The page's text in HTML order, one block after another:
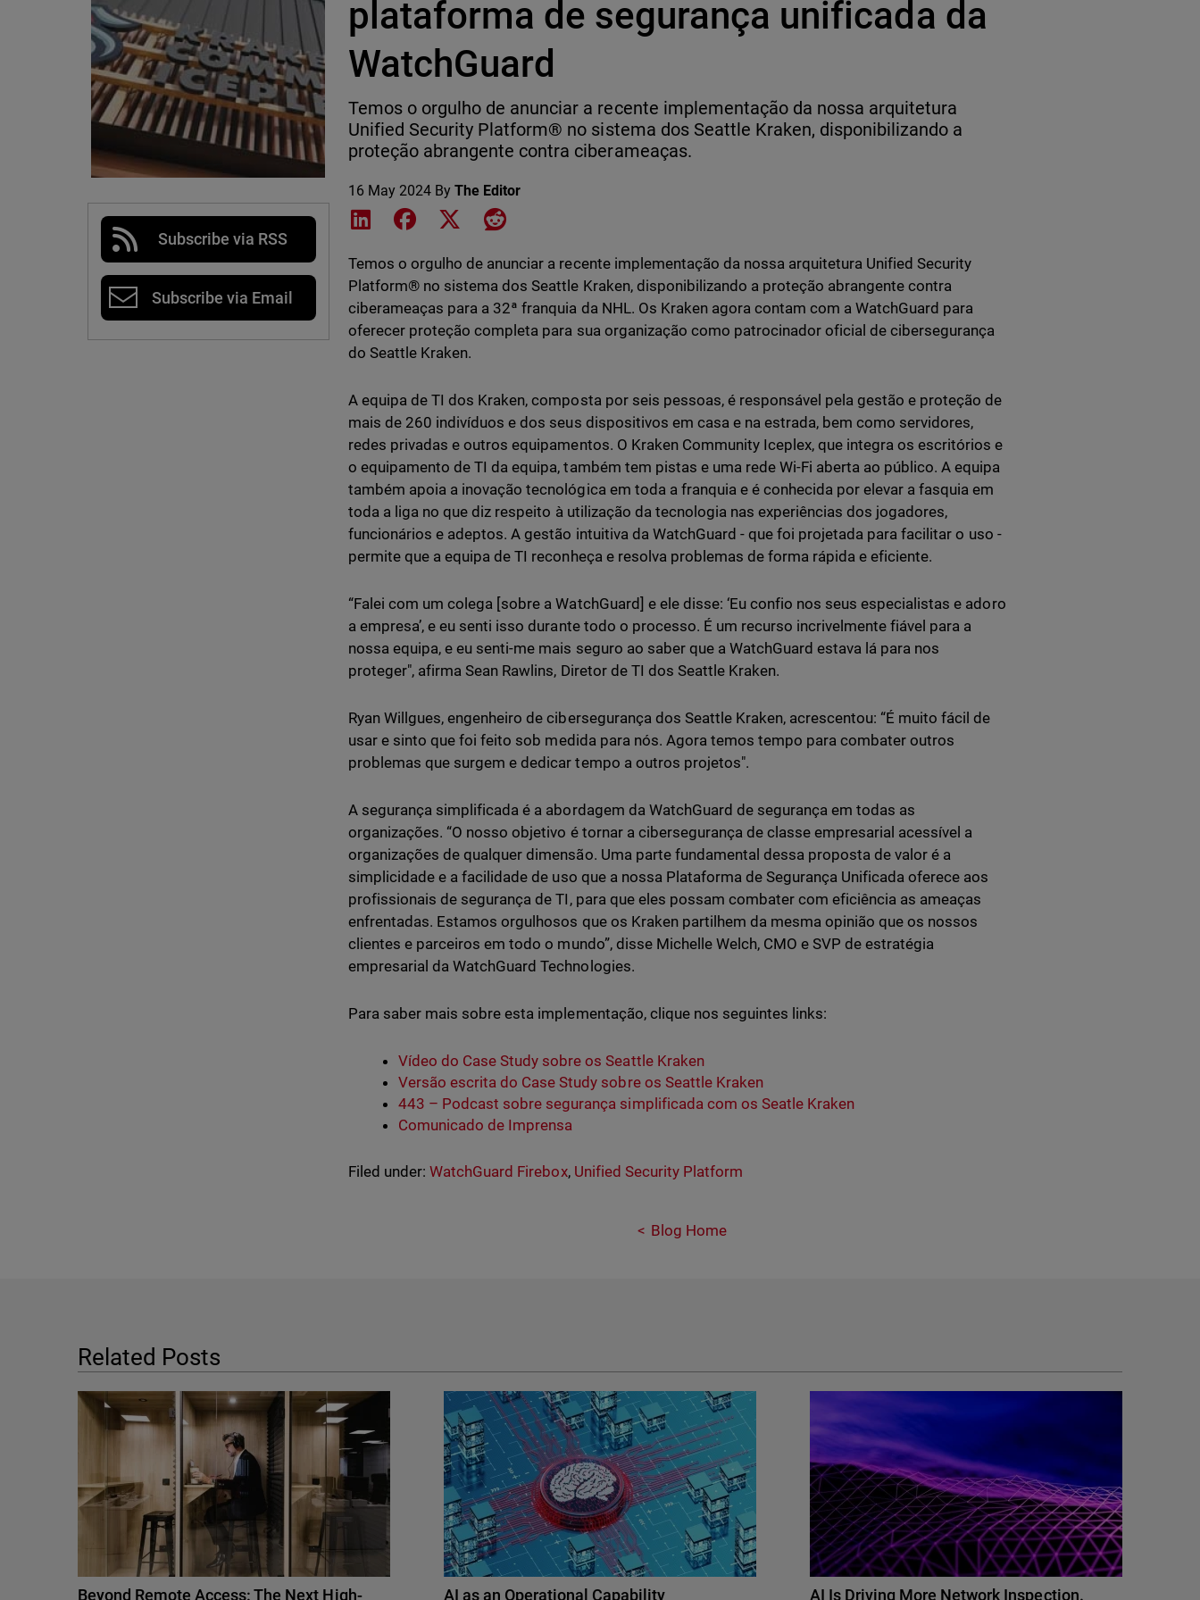
Subscribe via RSS
Subscribe via Email
plataforma de segurança unificada da
WatchGuard
Temos o orgulho de anunciar a recente implementação da nossa arquitetura
Unified Security Platform® no sistema dos Seattle Kraken, disponibilizando a
proteção abrangente contra ciberameaças.
16 May 2024 ByThe Editor
Share on LinkedIn
Share on Facebook
Share on XShare on Reddit
Temos o orgulho de anunciar a recente implementação da nossa arquitetura Unified Security
Platform® no sistema dos Seattle Kraken, disponibilizando a proteção abrangente contra
ciberameaças para a 32ª franquia da NHL. Os Kraken agora contam com a WatchGuard para
oferecer proteção completa para sua organização como patrocinador oficial de cibersegurança
do Seattle Kraken.
A equipa de TI dos Kraken, composta por seis pessoas, é responsável pela gestão e proteção de
mais de 260 indivíduos e dos seus dispositivos em casa e na estrada, bem como servidores,
redes privadas e outros equipamentos. O Kraken Community Iceplex, que integra os escritórios e
o equipamento de TI da equipa, também tem pistas e uma rede Wi-Fi aberta ao público. A equipa
também apoia a inovação tecnológica em toda a franquia e é conhecida por elevar a fasquia em
toda a liga no que diz respeito à utilização da tecnologia nas experiências dos jogadores,
funcionários e adeptos. A gestão intuitiva da WatchGuard - que foi projetada para facilitar o uso -
permite que a equipa de TI reconheça e resolva problemas de forma rápida e eficiente.
“Falei com um colega [sobre a WatchGuard] e ele disse: ‘Eu confio nos seus especialistas e adoro
a empresa’, e eu senti isso durante todo o processo. É um recurso incrivelmente fiável para a
nossa equipa, e eu senti-me mais seguro ao saber que a WatchGuard estava lá para nos
proteger", afirma Sean Rawlins, Diretor de TI dos Seattle Kraken.
Ryan Willgues, engenheiro de cibersegurança dos Seattle Kraken, acrescentou: “É muito fácil de
usar e sinto que foi feito sob medida para nós. Agora temos tempo para combater outros
problemas que surgem e dedicar tempo a outros projetos".
A segurança simplificada é a abordagem da WatchGuard de segurança em todas as
organizações. “O nosso objetivo é tornar a cibersegurança de classe empresarial acessível a
organizações de qualquer dimensão. Uma parte fundamental dessa proposta de valor é a
simplicidade e a facilidade de uso que a nossa Plataforma de Segurança Unificada oferece aos
profissionais de segurança de TI, para que eles possam combater com eficiência as ameaças
enfrentadas. Estamos orgulhosos que os Kraken partilhem da mesma opinião que os nossos
clientes e parceiros em todo o mundo”, disse Michelle Welch, CMO e SVP de estratégia
empresarial da WatchGuard Technologies.
Para saber mais sobre esta implementação, clique nos seguintes links:
Vídeo do Case Study sobre os Seattle Kraken
Versão escrita do Case Study sobre os Seattle Kraken
443 – Podcast sobre segurança simplificada com os Seatle Kraken
Comunicado de Imprensa
Filed under: WatchGuard Firebox, Unified Security Platform
Blog Home
Related Posts
Beyond Remote Access: The Next High- AI as an Operational Capability AI Is Driving More Network Inspection.